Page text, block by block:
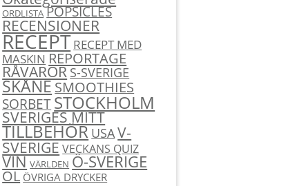
ORDLISTA POPSICLES
RECENSIONER
RECEPT RECEPT MED
MASKIN REPORTAGE
RÅVARORS-SVERIGE
SKÅNESMOOTHIES
SORBETSTOCKHOLM
SVERIGES MITT
TILLBEHÖRUSAV-
SVERIGEVECKANS QUIZ
VIN VÄRLDEN Ö-SVERIGE
ÖL ÖVRIGA DRYCKER